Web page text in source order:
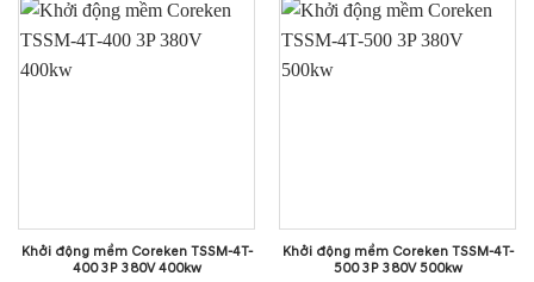
Khởi động mềm Coreken TSSM-4T-
400 3P 380V 400kw
Khởi động mềm Coreken TSSM-4T-
500 3P 380V 500kw